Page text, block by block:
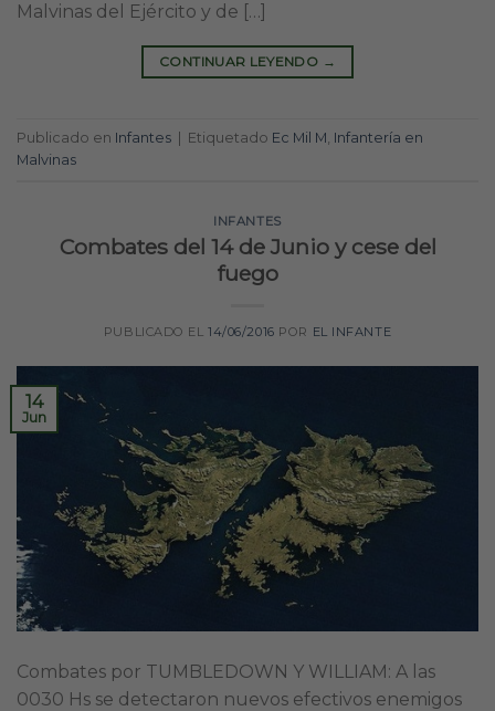
Malvinas del Ejército y de […]
CONTINUAR LEYENDO →
Publicado en Infantes Etiquetado Ec Mil M Infantería en
Malvinas
INFANTES
Combates del 14 de Junio y cese del
fuego
PUBLICADO EL14/06/2016 POR EL INFANTE
14
Jun
Combates por TUMBLEDOWN Y WILLIAM: A las
0030 Hs se detectaron nuevos efectivos enemigos